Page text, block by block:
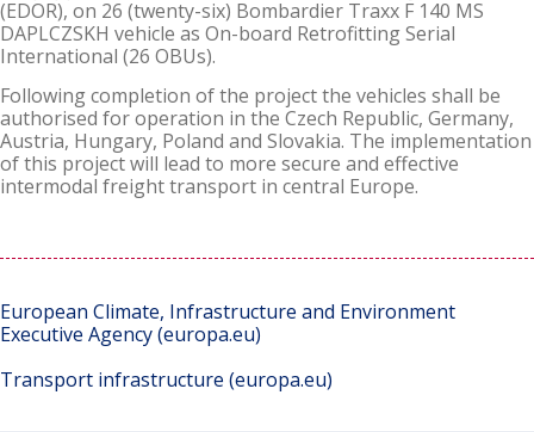
(EDOR), on 26 (twenty-six) Bombardier Traxx F 140 MS
DAPLCZSKH vehicle as On-board Retrofitting Serial
International (26 OBUs).
Following completion of the project the vehicles shall be
authorised for operation in the Czech Republic, Germany,
Austria, Hungary, Poland and Slovakia. The implementation
of this project will lead to more secure and effective
intermodal freight transport in central Europe.
European Climate, Infrastructure and Environment
Executive Agency (europa.eu)
Transport infrastructure (europa.eu)